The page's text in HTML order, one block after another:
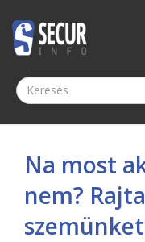
Na most
nem?